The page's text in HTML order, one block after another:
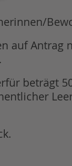
auf Antrag
beträgt